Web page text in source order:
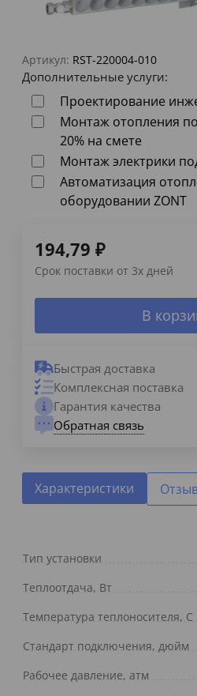
Артикул: RST-220004-010
Дополнительные услуги:
Проектирование
Монтаж отопления
20% на смете
Монтаж электрики
Автоматизация
оборудовании ZONT
194,79 ₽
Срок поставки от 3х дней
В
Быстрая доставка
Комплексная поставка
Гарантия качества
Обратная связь
Характеристики
Тип установки
Теплоотдача, Вт
Температура теплоносителя, С
Стандарт подключения, дюйм
Рабочее давление, атм